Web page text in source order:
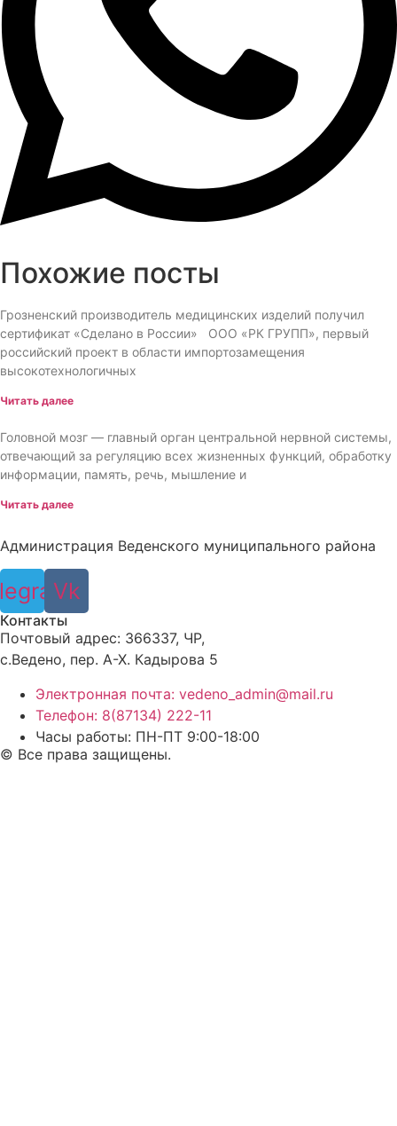
Похожие посты
Грозненский производитель медицинских изделий получил
сертификат «Сделано в России» ООО «РК ГРУПП», первый
российский проект в области импортозамещения
высокотехнологичных
Читать далее
Головной мозг — главный орган центральной нервной системы,
отвечающий за регуляцию всех жизненных функций, обработку
информации, память, речь, мышление и
Читать далее
Администрация Веденского муниципального района
Vk
Контакты
Почтовый адрес: 366337, ЧР,
с.Ведено, пер. А-Х. Кадыровa 5
Электронная почта: vedeno_admin@mail.ru
Телефон: 8(87134) 222-11
Часы работы: ПН-ПТ 9:00-18:00
© Все права защищены.